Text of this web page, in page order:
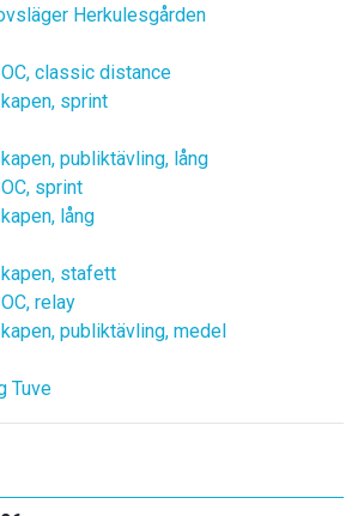
Herkulesgården
classic distance
sprint
publiktävling, lång
sprint
lång
stafett
relay
publiktävling, medel
Tuve